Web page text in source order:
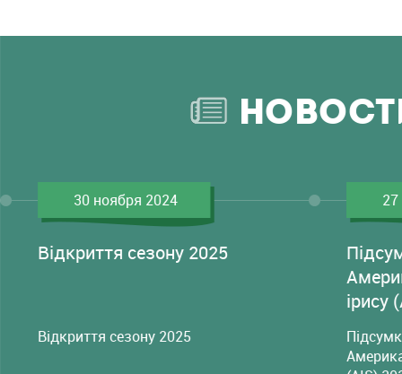
30 ноября 2024
Відкриття сезону 2025
Відкриття сезону 2025
ірису